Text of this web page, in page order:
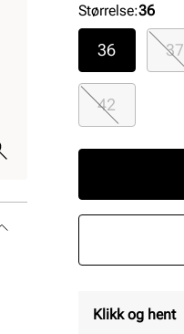
Størrelse:36
36 37
42
Klikk og hent